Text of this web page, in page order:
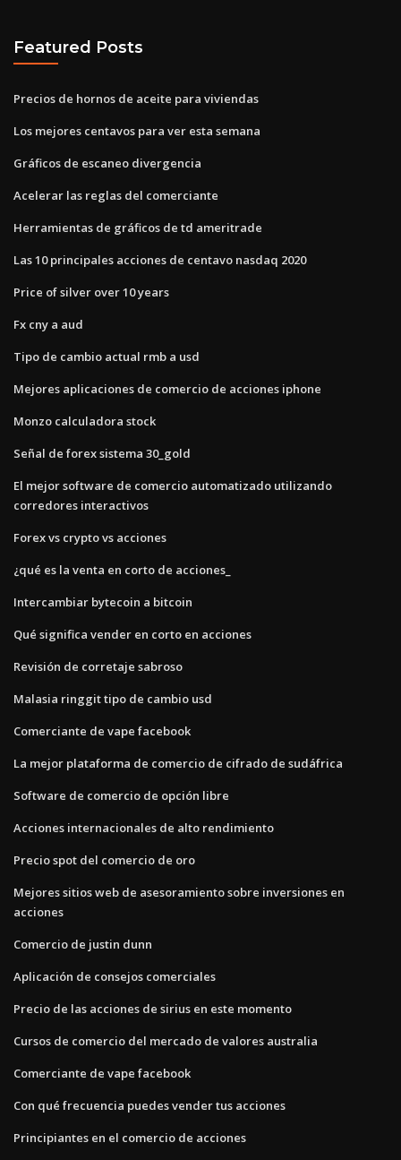
Featured Posts
Precios de hornos de aceite para viviendas
Los mejores centavos para ver esta semana
Gráficos de escaneo divergencia
Acelerar las reglas del comerciante
Herramientas de gráficos de td ameritrade
Las 10 principales acciones de centavo nasdaq 2020
Price of silver over 10 years
Fx cny a aud
Tipo de cambio actual rmb a usd
Mejores aplicaciones de comercio de acciones iphone
Monzo calculadora stock
Señal de forex sistema 30_gold
El mejor software de comercio automatizado utilizando
corredores interactivos
Forex vs crypto vs acciones
¿qué es la venta en corto de acciones_
Intercambiar bytecoin a bitcoin
Qué significa vender en corto en acciones
Revisión de corretaje sabroso
Malasia ringgit tipo de cambio usd
Comerciante de vape facebook
La mejor plataforma de comercio de cifrado de sudáfrica
Software de comercio de opción libre
Acciones internacionales de alto rendimiento
Precio spot del comercio de oro
Mejores sitios web de asesoramiento sobre inversiones en
acciones
Comercio de justin dunn
Aplicación de consejos comerciales
Precio de las acciones de sirius en este momento
Cursos de comercio del mercado de valores australia
Comerciante de vape facebook
Con qué frecuencia puedes vender tus acciones
Principiantes en el comercio de acciones